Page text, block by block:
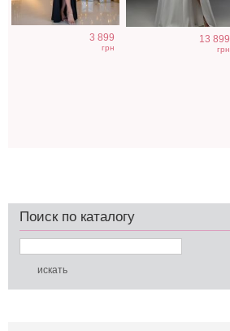
3 899
грн
13 899
грн
Поиск по каталогу